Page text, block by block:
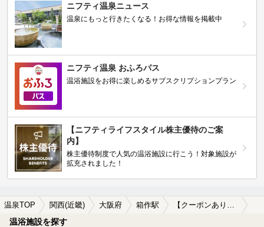
ニフティ温泉ニュース
温泉にもっと行きたくなる！お得な情報を掲載中
ニフティ温泉 おふろパス
温浴施設をお得に楽しめるサブスクリプションプラン
【ニフティライフスタイル株主優待のご案
内】
株主優待制度で人気の温浴施設に行こう！対象施設が
拡充されました！
温泉TOP 関西(近畿) 大阪府 箱作駅
温浴施設を探す